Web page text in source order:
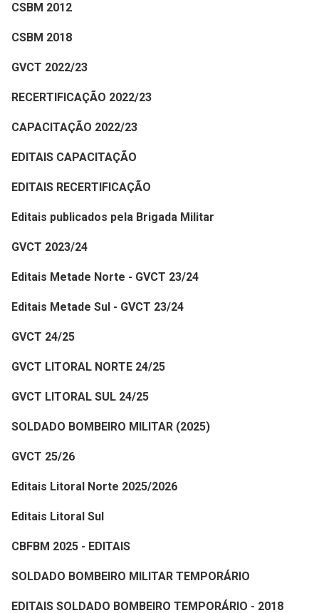
CSBM 2012
CSBM 2018
GVCT 2022/23
RECERTIFICAÇÃO 2022/23
CAPACITAÇÃO 2022/23
EDITAIS CAPACITAÇÃO
EDITAIS RECERTIFICAÇÃO
Editais publicados pela Brigada Militar
GVCT 2023/24
Editais Metade Norte - GVCT 23/24
Editais Metade Sul - GVCT 23/24
GVCT 24/25
GVCT LITORAL NORTE 24/25
GVCT LITORAL SUL 24/25
SOLDADO BOMBEIRO MILITAR (2025)
GVCT 25/26
Editais Litoral Norte 2025/2026
Editais Litoral Sul
CBFBM 2025 - EDITAIS
SOLDADO BOMBEIRO MILITAR TEMPORÁRIO
EDITAIS SOLDADO BOMBEIRO TEMPORÁRIO - 2018